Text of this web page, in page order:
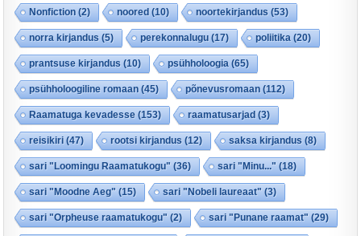
Nonfiction (2) noored (10) noortekirjandus (53)
norra kirjandus (5) perekonnalugu (17) poliitika (20)
prantsuse kirjandus (10) psühholoogia (65)
psühholoogiline romaan (45) põnevusromaan (112)
Raamatuga kevadesse (153) raamatusarjad (3)
reisikiri (47) rootsi kirjandus (12) saksa kirjandus (8)
sari "Loomingu Raamatukogu" (36) sari "Minu..." (18)
sari "Moodne Aeg" (15) sari "Nobeli laureaat" (3)
sari "Orpheuse raamatukogu" (2) sari "Punane raamat" (29)